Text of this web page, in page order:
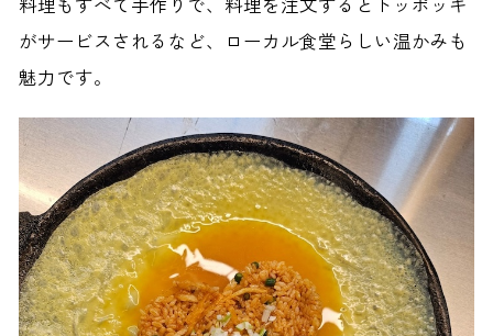
がサービスされるなど、ローカル食堂らしい温かみも
魅力です。